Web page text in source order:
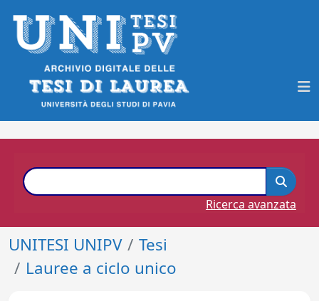
Ricerca avanzata
UNITESI UNIPV
Tesi
Lauree a ciclo unico